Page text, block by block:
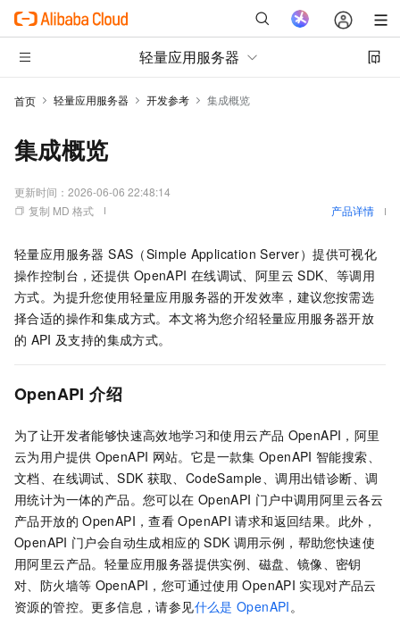
轻量应用服务器
首页 轻量应用服务器 开发参考 集成概览
集成概览
更新时间： 2026-06-06 22:48:14
复制 MD 格式
产品详情
轻量应用服务器 SAS（Simple Application Server）提供可视化
操作控制台，还提供 OpenAPI 在线调试、阿里云 SDK、等调用
方式。为提升您使用轻量应用服务器的开发效率，建议您按需选
择合适的操作和集成方式。本文将为您介绍轻量应用服务器开放
的 API 及支持的集成方式。
OpenAPI 介绍
为了让开发者能够快速高效地学习和使用云产品 OpenAPI，阿里
云为用户提供 OpenAPI 网站。它是一款集 OpenAPI 智能搜索、
文档、在线调试、SDK 获取、CodeSample、调用出错诊断、调
用统计为一体的产品。您可以在 OpenAPI 门户中调用阿里云各云
产品开放的 OpenAPI，查看 OpenAPI 请求和返回结果。此外，
OpenAPI 门户会自动生成相应的 SDK 调用示例，帮助您快速使
用阿里云产品。 轻量应用服务器提供实例、磁盘、镜像、密钥
对、防火墙等 OpenAPI，您可通过使用 OpenAPI 实现对产品云
资源的管控。更多信息，请参见什么是 OpenAPI。